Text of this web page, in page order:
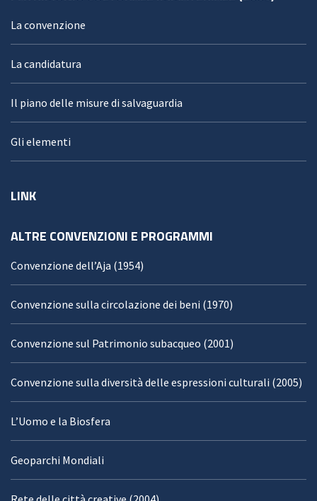
La convenzione
La candidatura
Il piano delle misure di salvaguardia
Gli elementi
LINK
ALTRE CONVENZIONI E PROGRAMMI
Convenzione dell’Aja (1954)
Convenzione sulla circolazione dei beni (1970)
Convenzione sul Patrimonio subacqueo (2001)
Convenzione sulla diversità delle espressioni culturali (2005)
L’Uomo e la Biosfera
Geoparchi Mondiali